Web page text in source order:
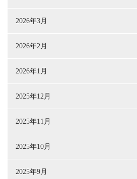
2026年3月
2026年2月
2026年1月
2025年12月
2025年11月
2025年10月
2025年9月